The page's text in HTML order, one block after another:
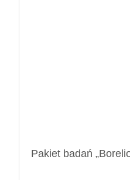
Pakiet badań